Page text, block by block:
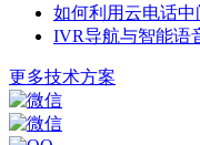
如何利用云电话
IVR导航与智能语
更多技术方案